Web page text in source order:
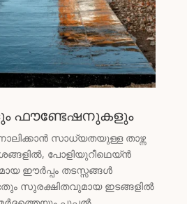
ഫൗണ്ടേഷനുകളും
സാധ്യതയുള്ള താഴ്ന്ന
പോളിയുറീഥെയ്ൻ
ഈർപ്പം തടസ്സങ്ങൾ
സുരക്ഷിതവുമായ ഇടങ്ങളിൽ